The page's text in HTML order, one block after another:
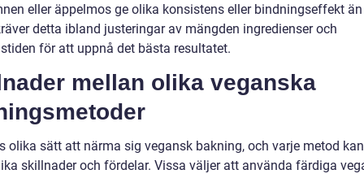
eller äppelmos ge olika konsistens eller bindningseffekt
detta ibland justeringar av mängden ingredienser och
för att uppnå det bästa resultatet.
mellan olika veganska
olika sätt att närma sig vegansk bakning, och varje metod
skillnader och fördelar. Vissa väljer att använda färdiga